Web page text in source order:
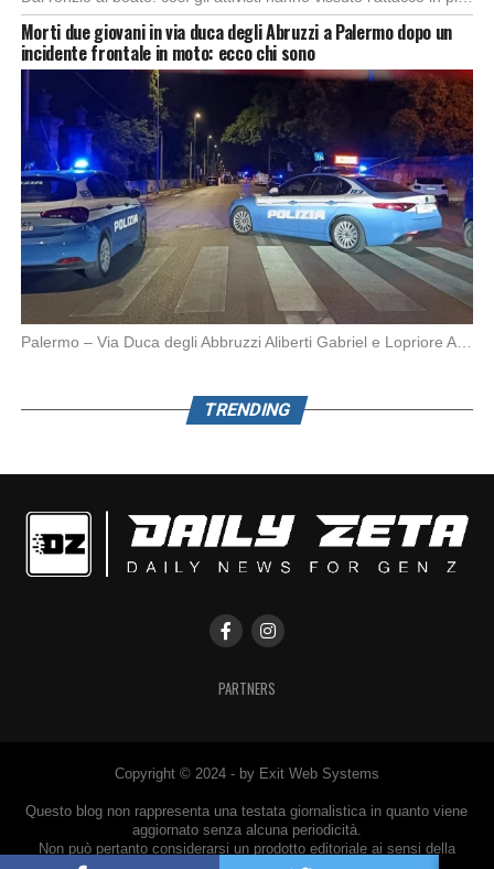
Morti due giovani in via duca degli Abruzzi a Palermo dopo un
incidente frontale in moto: ecco chi sono
Palermo – Via Duca degli Abbruzzi Aliberti Gabriel e Lopriore Alessandro (21 e 17 anni) […]
TRENDING
PARTNERS
Copyright © 2024 - by Exit Web Systems
Questo blog non rappresenta una testata giornalistica in quanto viene
aggiornato senza alcuna periodicità.
Non può pertanto considerarsi un prodotto editoriale ai sensi della